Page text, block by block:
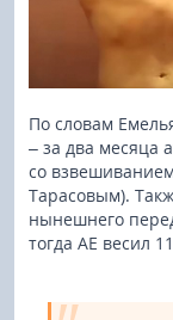
По словам
– за два месяца
со
Тарасовым).
нынешнего
тогда АЕ весил